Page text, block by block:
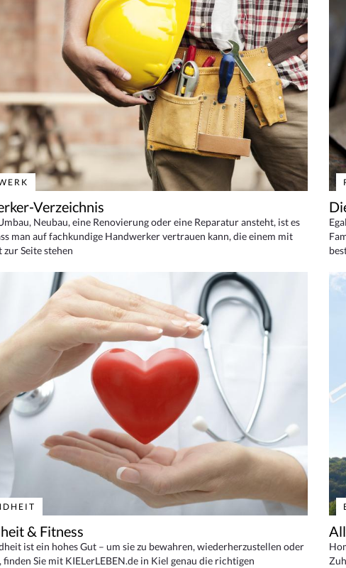
Verzeichnis
Neubau, eine Renovierung oder eine Reparatur ansteht, ist es
man auf fachkundige Handwerker vertrauen kann, die einem mit
zur Seite stehen
& Fitness
ist ein hohes Gut – um sie zu bewahren, wiederherzustellen oder
Sie mit KIELerLEBEN.de in Kiel genau die richtigen